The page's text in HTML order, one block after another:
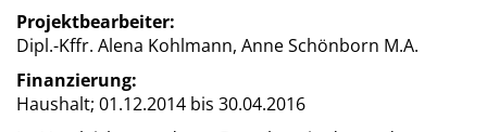
Projektbearbeiter:
Dipl.-Kffr. Alena Kohlmann, Anne Schönborn M.A.
Finanzierung:
Haushalt; 01.12.2014 bis 30.04.2016